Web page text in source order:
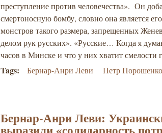
преступление против человечества». Он
смертоносную бомбу, словно она является
монстров такого размера, запрещенных
делом рук русских». «Русские… Когда я
часов в Минске и что у них хватит
Tags: Бернар-Анри Леви Петр Порошенко
Бернар-Анри Леви: